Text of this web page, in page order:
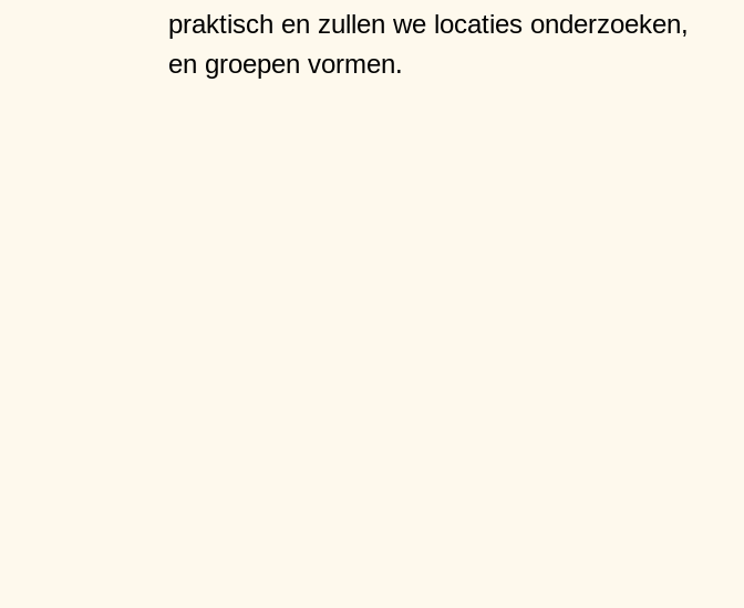
praktisch en zullen we locaties onderzoeken,
en groepen vormen.